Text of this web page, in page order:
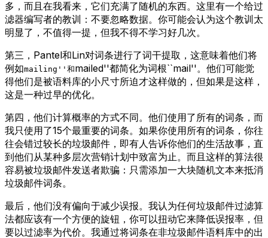
多，而且在我看来，它们充满了随机的东西。这里有一个给过
滤器编写者的教训：不要忽略数据。你可能会认为这个教训太
明显了，不值得一提，但我不得不学习好几次。
第三，Pantel和Lin对词条进行了词干提取，这意味着他们将
例如mailing''和mailed''都简化为词根``mail''。他们可能觉
得他们是被语料库的小尺寸所迫才这样做的，但如果是这样，
这是一种过早的优化。
第四，他们计算概率的方式不同。他们使用了所有的词条，而
我只使用了15个最重要的词条。如果你使用所有的词条，你往
往会错过较长的垃圾邮件，即有人告诉你他们的生活故事，直
到他们从某种多层次营销计划中致富为止。而且这样的算法很
容易被垃圾邮件发送者欺骗：只需添加一大块随机文本来抵消
垃圾邮件词条。
最后，他们没有偏向于减少误报。我认为任何垃圾邮件过滤算
法都应该有一个方便的旋钮，你可以扭动它来降低误报率，但
要以过滤率为代价。我通过将词条在非垃圾邮件语料库中的出